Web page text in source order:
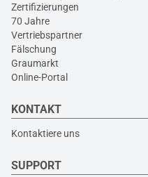
Zertifizierungen
70 Jahre
Vertriebspartner
Fälschung
Graumarkt
Online-Portal
KONTAKT
Kontaktiere uns
SUPPORT